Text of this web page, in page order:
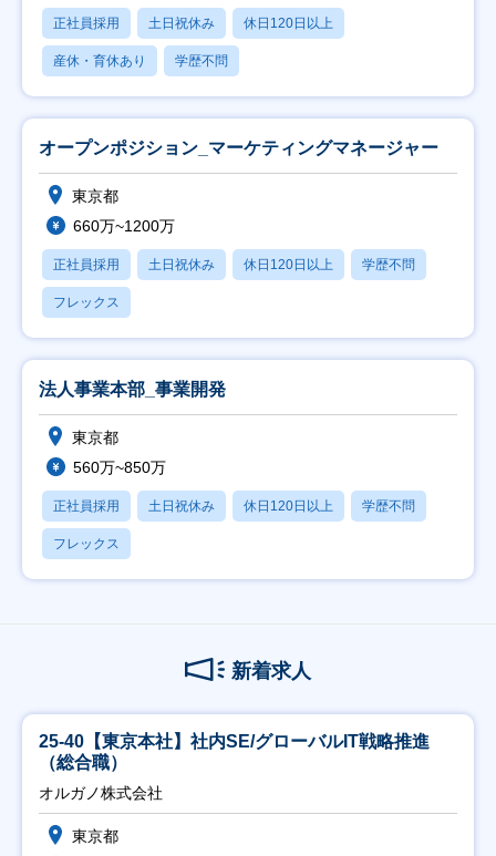
正社員採用 土日祝休み 休日120日以上
産休・育休あり 学歴不問
オープンポジション_マーケティングマネージャー
東京都
660万~1200万
正社員採用 土日祝休み 休日120日以上 学歴不問
フレックス
法人事業本部_事業開発
東京都
560万~850万
正社員採用 土日祝休み 休日120日以上 学歴不問
フレックス
新着求人
25-40【東京本社】社内SE/グローバルIT戦略推進
（総合職）
オルガノ株式会社
東京都